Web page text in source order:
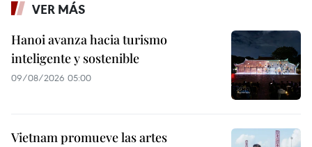
VER MÁS
Hanoi avanza hacia turismo
inteligente y sostenible
09/08/2026 05:00
Vietnam promueve las artes